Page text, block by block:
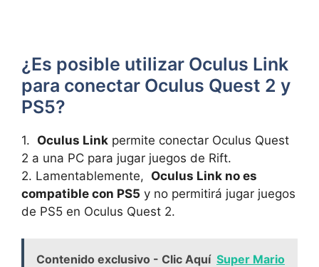
¿Es‌ posible utilizar Oculus Link
para conectar‌ Oculus Quest 2 y
PS5?
1. ⁤ Oculus Link ​permite ⁤conectar Oculus Quest
2 a ​una PC ⁣para jugar juegos de Rift.
2. Lamentablemente, ⁣ Oculus Link no es‌
compatible con PS5 y⁢ no permitirá jugar ⁤juegos
de⁤ PS5 en Oculus Quest 2.
Contenido exclusivo - Clic Aquí Super Mario